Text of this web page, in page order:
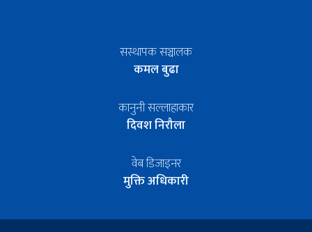
सस्थापक सञ्चालक
कमल बुढा
कानुनी सल्लाहाकार
दिवश निरौला
वेब डिजाइनर
मुक्ति अधिकारी